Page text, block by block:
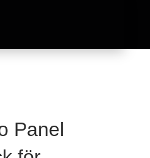
Panel